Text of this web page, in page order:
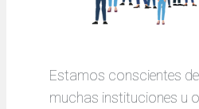
Estamos conscientes
muchas instituciones u